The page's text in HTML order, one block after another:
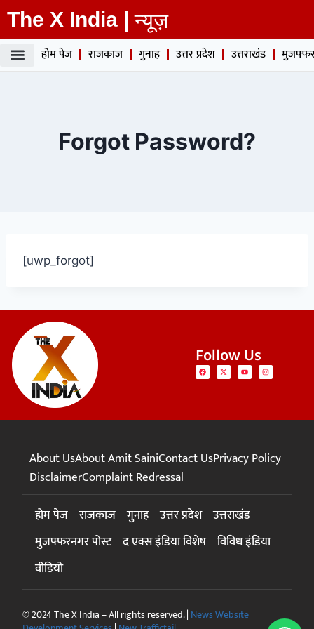
The X India | न्यूज़
होम पेज राजकाज गुनाह उत्तर प्रदेश उत्तराखंड
Forgot Password?
[uwp_forgot]
Follow Us
About UsAbout Amit SainiContact UsPrivacy Policy
DisclaimerComplaint Redressal
होम पेज राजकाज गुनाह उत्तर प्रदेश उत्तराखंड
मुजफ्फरनगर पोस्ट द एक्स इंडिया विशेष विविध इंडिया
वीडियो
© 2024 The X India – All rights reserved. | News Website